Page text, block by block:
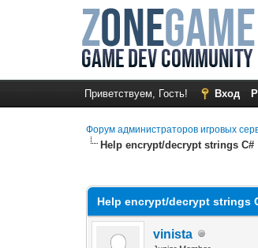
Приветствуем, Гость! Вход
Форум администраторов игровых
Help encrypt/decrypt strings C#
Help encrypt/decrypt strings
vinista